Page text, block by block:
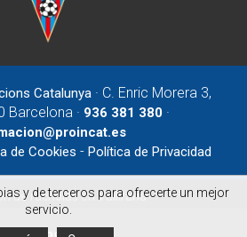
Catalunya· C. Enric Morera 3,
Barcelona · 936 381 380 ·
de Cookies - Política de Privacidad
de rácholas en Vallirana
y de terceros para ofrecerte un mejor
servicio.